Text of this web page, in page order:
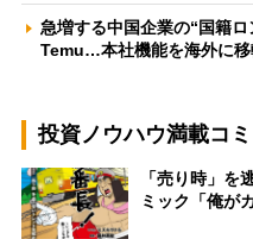
急増する中国企業の“国籍
Temu…本社機能を海外に
投資ノウハウ満載コ
「売り時」
ミック「俺が